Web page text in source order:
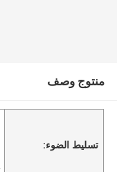
منتوج وصف
تسليط الضوء: